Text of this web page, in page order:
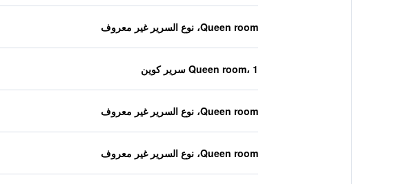
Queen room، نوع السرير غير معروف
Queen room، 1 سرير كوين
Queen room، نوع السرير غير معروف
Queen room، نوع السرير غير معروف